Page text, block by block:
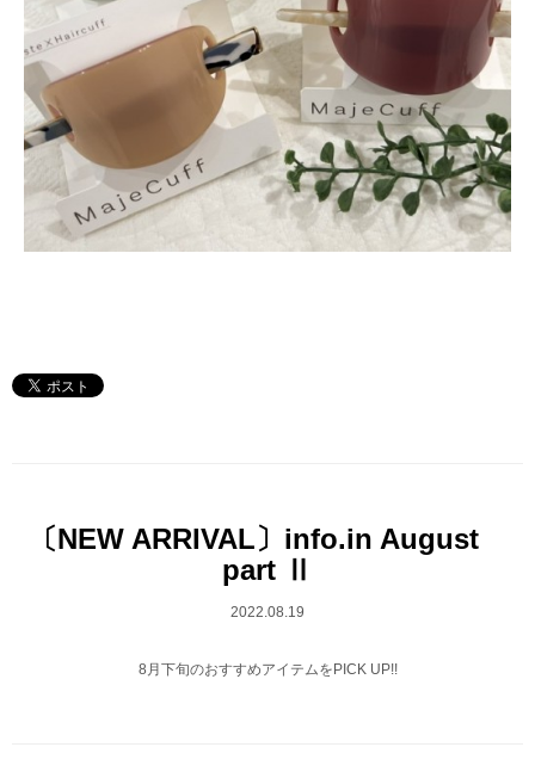
〔NEW ARRIVAL〕info.in August
part Ⅱ
2022.08.19
8月下旬のおすすめアイテムをPICK UP!!